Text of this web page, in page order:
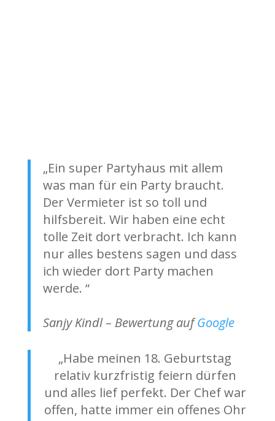
„Ein super Partyhaus mit allem
was man für ein Party braucht.
Der Vermieter ist so toll und
hilfsbereit. Wir haben eine echt
tolle Zeit dort verbracht. Ich kann
nur alles bestens sagen und dass
ich wieder dort Party machen
werde. “
Sanjy Kindl – Bewertung aufGoogle
„Habe meinen 18. Geburtstag
relativ kurzfristig feiern dürfen
und alles lief perfekt. Der Chef war
offen, hatte immer ein offenes Ohr